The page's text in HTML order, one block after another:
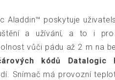
Aladdin™ poskytuje
a užívání, a to i pro
vůči pádu až 2 m na
kódů Datalogic
Snímač má provozní